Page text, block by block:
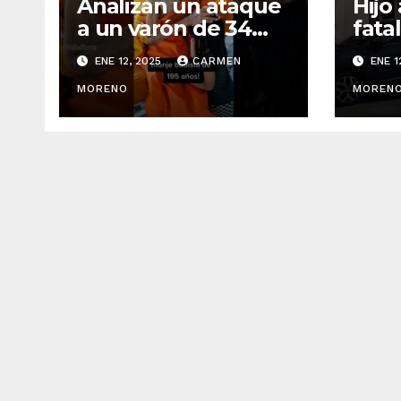
Analizan un ataque
a un varón de 34
años en la ciudad
de Málaga
ENE 12, 2025 CARMEN
MORENO
Hijo
ENE